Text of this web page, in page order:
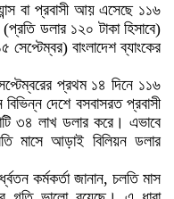
বা প্রবাসী আয় এসেছে ১১৬
ডলার ১২০ টাকা হিসাবে)
বাংলাদেশ ব্যাংকের
প্রথম ১৪ দিনে ১১৬
বিভিন্ন দেশে বসবাসরত প্রবাসী
৩৪ লাখ ডলার করে। এভাবে
মাসে আড়াই বিলিয়ন ডলার
কর্মকর্তা জানান, চলতি মাস